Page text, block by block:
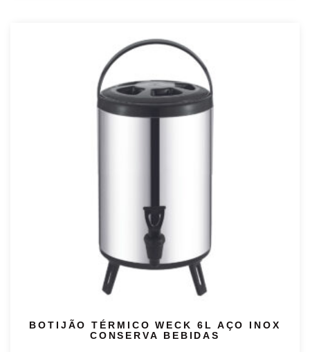
BOTIJÃO TÉRMICO WECK 6L AÇO INOX
CONSERVA BEBIDAS